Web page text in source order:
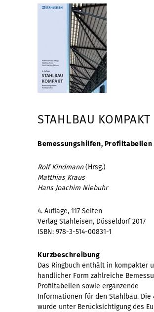
STAHLBAU KOMPAKT
Bemessungshilfen, Profiltabellen
Rolf Kindmann(Hrsg.)
Matthias Kraus
Hans Joachim Niebuhr
4. Auflage, 117 Seiten
Verlag Stahleisen, Düsseldorf 2017
ISBN: 978-3-514-00831-1
Kurzbeschreibung
Das Ringbuch enthält in kompakter
handlicher Form zahlreiche
Profiltabellen sowie ergänzende
Informationen für den Stahlbau. Die
wurde unter Berücksichtigung des